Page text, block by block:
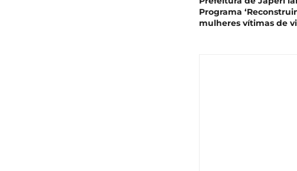
Programa
mulheres vítimas de